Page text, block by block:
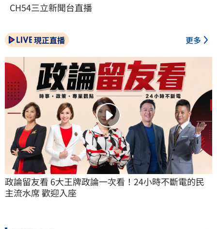
CH54三立新聞台直播
現正直播 更多
政論留友看 6大王牌政論一次看！24小時不斷電的民
主流水席 歡迎入座